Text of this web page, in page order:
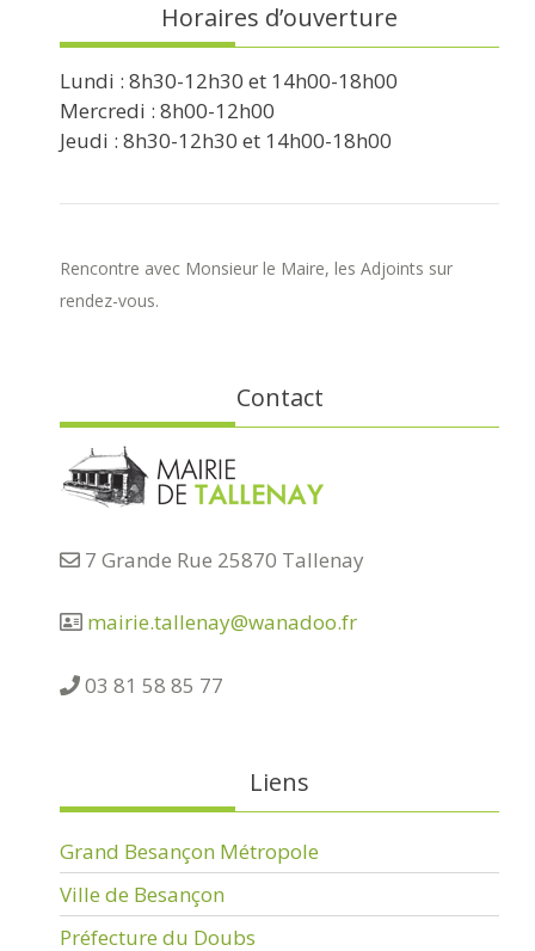
Horaires d’ouverture
Lundi : 8h30-12h30 et 14h00-18h00
Mercredi : 8h00-12h00
Jeudi : 8h30-12h30 et 14h00-18h00
Rencontre avec Monsieur le Maire, les Adjoints sur
rendez-vous.
Contact
7 Grande Rue 25870 Tallenay
mairie.tallenay@wanadoo.fr
03 81 58 85 77
Liens
Grand Besançon Métropole
Ville de Besançon
Préfecture du Doubs